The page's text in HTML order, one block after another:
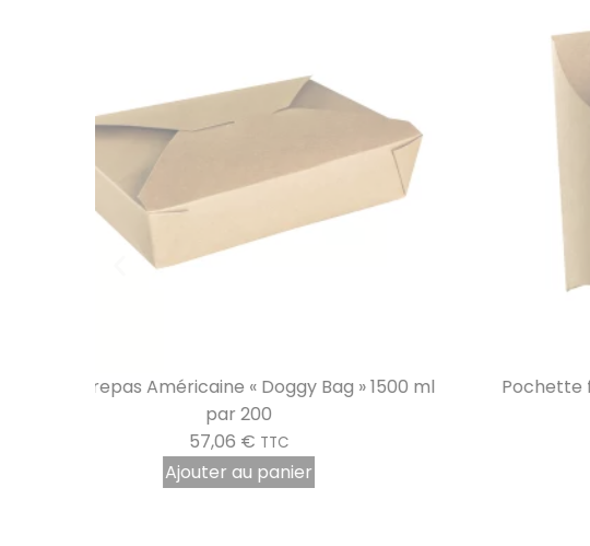
Pochette frites carton medium par 100
8,22
Ajouter au panier